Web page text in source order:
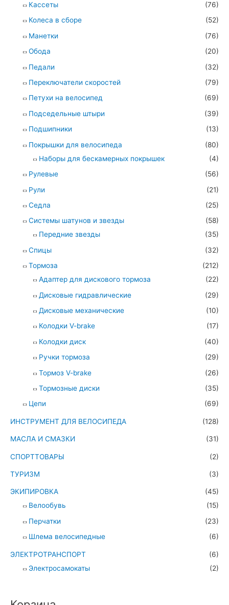
Кассеты
(76)
Колеса в сборе
(52)
Манетки
(76)
Обода
(20)
Педали
(32)
Переключатели скоростей
(79)
Петухи на велосипед
(69)
Подседельные штыри
(39)
Подшипники
(13)
Покрышки для велосипеда
(80)
Наборы для бескамерных покрышек
(4)
Рулевые
(56)
Рули
(21)
Седла
(25)
Системы шатунов и звезды
(58)
Передние звезды
(35)
Спицы
(32)
Тормоза
(212)
Адаптер для дискового тормоза
(22)
Дисковые гидравлические
(29)
Дисковые механические
(10)
Колодки V-brake
(17)
Колодки диск
(40)
Ручки тормоза
(29)
Тормоз V-brake
(26)
Тормозные диски
(35)
Цепи
(69)
ИНСТРУМЕНТ ДЛЯ ВЕЛОСИПЕДА (128)
МАСЛА И СМАЗКИ (31)
СПОРТТОВАРЫ (2)
ТУРИЗМ (3)
ЭКИПИРОВКА
(45)
Велообувь
(15)
Перчатки
(23)
Шлема велосипедные
(6)
ЭЛЕКТРОТРАНСПОРТ
(6)
Электросамокаты
(2)